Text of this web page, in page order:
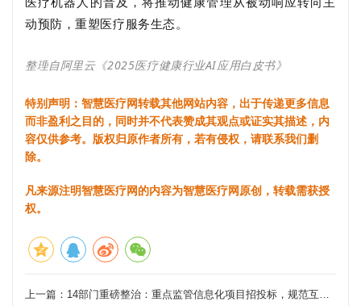
动预防，重塑医疗服务生态。
整理自阿里云《2025医疗健康行业AI应用白皮书》
特别声明：智慧医疗网转载其他网站内容，出于传递更多信息
而非盈利之目的，同时并不代表赞成其观点或证实其描述，内
容仅供参考。版权归原作者所有，若有侵权，请联系我们删
除。
凡来源注明智慧医疗网的内容为智慧医疗网原创，转载需获授
权。
上一篇： 14部门重磅整治：重点监管信息化项目招投标，规范互联网诊疗行为